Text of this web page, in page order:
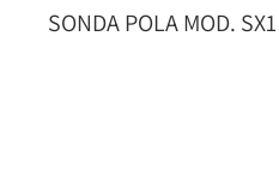
SONDA POLA MOD. SX1